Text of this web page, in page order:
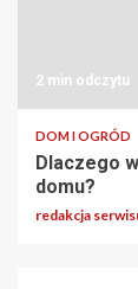
2 min odczytu
DOM I OGRÓD
Dlaczego
domu?
redakcja